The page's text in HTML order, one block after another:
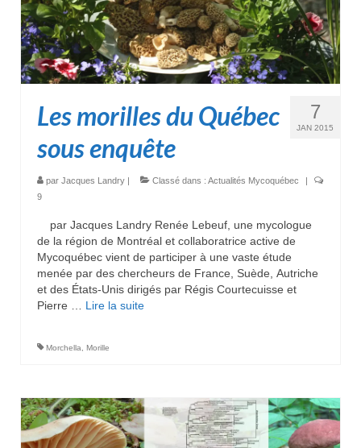
7
JAN 2015
Les morilles du Québec
sous enquête
par Jacques Landry Classé dans : Actualités Mycoquébec
9
par Jacques Landry Renée Lebeuf, une mycologue
de la région de Montréal et collaboratrice active de
Mycoquébec vient de participer à une vaste étude
menée par des chercheurs de France, Suède, Autriche
et des États-Unis dirigés par Régis Courtecuisse et
Pierre … Lire la suite­­
Morchella, Morille